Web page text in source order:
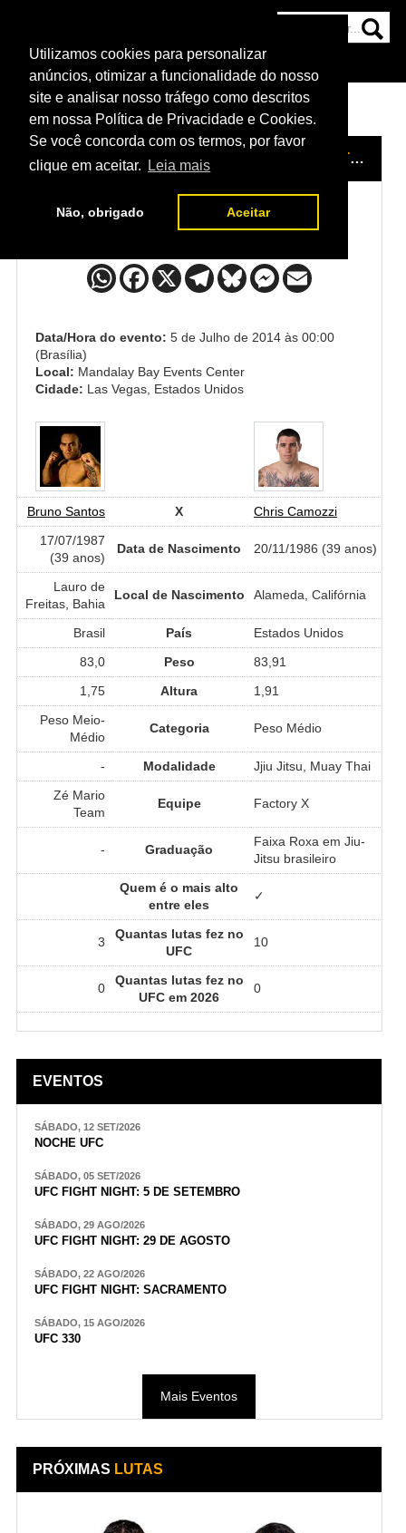
Utilizamos cookies para personalizar
anúncios, otimizar a funcionalidade do nosso
site e analisar nosso tráfego como descritos
em nossa Política de Privacidade e Cookies.
Se você concorda com os termos, por favor
clique em aceitar.
Leia mais
Não, obrigado Aceitar
NOTÍCIAS
HOME EVENTO / UFC 175 BRUNO SANTOS x CHRIS CAMOZZI
Bruno Santos x Chris Camozzi
Data/Hora do evento: 5 de Julho de 2014 às 00:00
(Brasília)
Local: Mandalay Bay Events Center
Cidade: Las Vegas, Estados Unidos
Bruno Santos X
Chris Camozzi
17/07/1987
(39 anos)
Data de Nascimento 20/11/1986 (39 anos)
Lauro de
Freitas, Bahia
Local de Nascimento Alameda, Califórnia
Brasil País
Estados Unidos
83,0
Peso
83,91
1,75
Altura
1,91
Peso Meio-
Médio
Categoria Peso Médio
- Modalidade
Jjiu Jitsu, Muay Thai
Zé Mario
Team
Equipe Factory X
- Graduação
Faixa Roxa em Jiu-
Jitsu brasileiro
Quem é o mais alto
entre eles
✓
3
Quantas lutas fez no
UFC
10
0
Quantas lutas fez no
UFC em 2026
0
EVENTOS
SÁBADO, 12 SET/2026
NOCHE UFC
SÁBADO, 05 SET/2026
UFC FIGHT NIGHT: 5 DE SETEMBRO
SÁBADO, 29 AGO/2026
UFC FIGHT NIGHT: 29 DE AGOSTO
SÁBADO, 22 AGO/2026
UFC FIGHT NIGHT: SACRAMENTO
SÁBADO, 15 AGO/2026
UFC 330
Mais Eventos
PRÓXIMAS LUTAS